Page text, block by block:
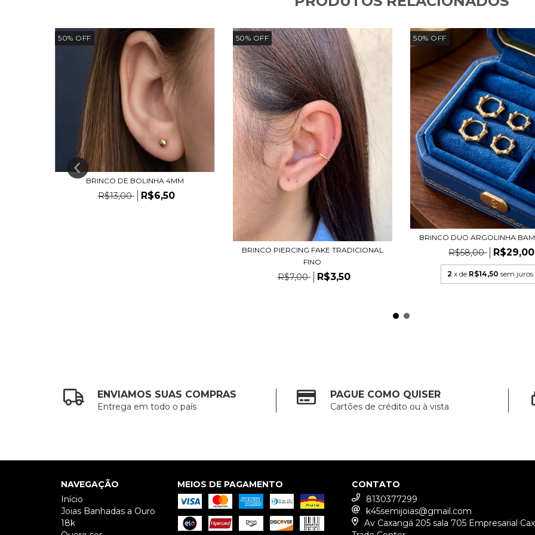
50% OFF
BRINCO DE BOLINHA 4MM
R$13,00 R$6,50
50% OFF
BRINCO PIERCING FAKE TRADICIONAL
FINO
R$7,00 R$3,50
50% OFF
BRINCO DUO ARGOLINHA
R$58,00 R$29,00
2 x de R$14,50 sem juros
ENVIAMOS SUAS COMPRAS
Entrega em todo o país
PAGUE COMO QUISER
Cartões de crédito ou à vista
NAVEGAÇÃO
Início
Joias Banhadas a Ouro
18k
MEIOS DE PAGAMENTO
CONTATO
8130377299
k45semijoias@gmail.com
Av Caxangá 205 sala 705 Empresarial